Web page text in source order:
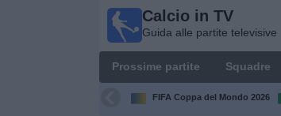
Calcio in TV
Guida alle partite televisive
Prossime partite Squadre
FIFA Coppa del Mondo 2026